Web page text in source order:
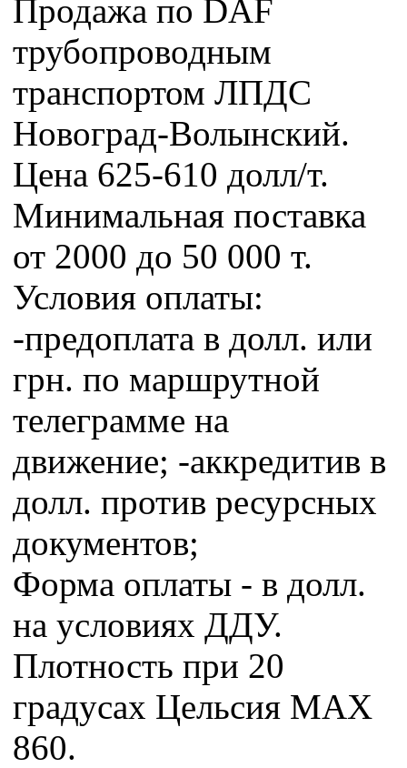
Продажа по DAF
трубопроводным
транспортом ЛПДС
Новоград-Волынский.
Цена 625-610 долл/т.
Минимальная поставка
от 2000 до 50 000 т.
Условия оплаты:
-предоплата в долл. или
грн. по маршрутной
телеграмме на
движение; -аккредитив в
долл. против ресурсных
документов;
Форма оплаты - в долл.
на условиях ДДУ.
Плотность при 20
градусах Цельсия MAX
860.